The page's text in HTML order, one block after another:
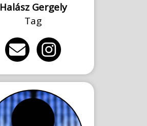
Halász Gergely
Tag